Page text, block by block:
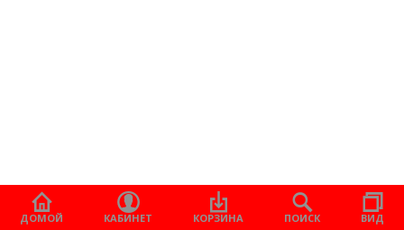
ДОМОЙ КАБИНЕТ КОРЗИНА ПОИСК ВИД